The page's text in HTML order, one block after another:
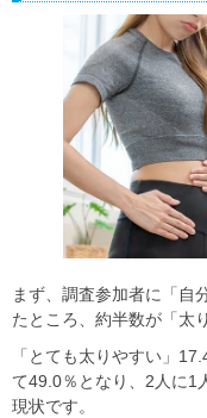
まず、調査参加者に「自
たところ、約半数が「太
「とても太りやすい」
て49.0％となり、2人に1
現状です。